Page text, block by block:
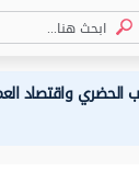
الحضري واقتصاد